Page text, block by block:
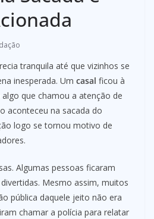
tranquila até que vizinhos se
inesperada. Um casal ficou à
que chamou a atenção de
aconteceu na sacada do
logo se tornou motivo de
Algumas pessoas ficaram
Mesmo assim, muitos
pública daquele jeito não era
chamar a polícia para relatar